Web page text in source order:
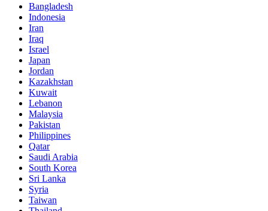
Bangladesh
Indonesia
Iran
Iraq
Israel
Japan
Jordan
Kazakhstan
Kuwait
Lebanon
Malaysia
Pakistan
Philippines
Qatar
Saudi Arabia
South Korea
Sri Lanka
Syria
Taiwan